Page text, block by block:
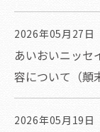
2026年05月27日
あいおいニッセ
容について（顛
2026年05月19日